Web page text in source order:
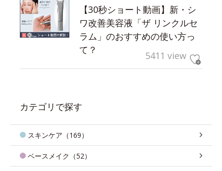
【30秒ショート動画】新・シ
ワ改善美容液「ザ リンクルセ
ラム」のおすすめの使い方っ
て？
5411 view
カテゴリで探す
スキンケア（169）
ベースメイク（52）